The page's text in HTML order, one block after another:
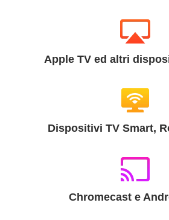
Apple TV ed altri
Dispositivi TV Smart,
Chromecast e